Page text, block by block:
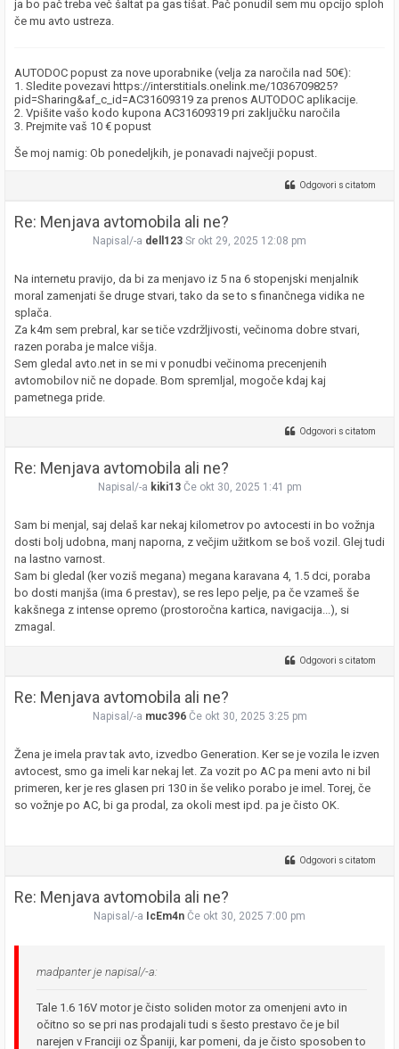
ja bo pač treba več šaltat pa gas tišat. Pač ponudil sem mu opcijo sploh
če mu avto ustreza.
AUTODOC popust za nove uporabnike (velja za naročila nad 50€):
1. Sledite povezavi https://interstitials.onelink.me/1036709825?
pid=Sharing&af_c_id=AC31609319 za prenos AUTODOC aplikacije.
2. Vpišite vašo kodo kupona AC31609319 pri zaključku naročila
3. Prejmite vaš 10 € popust
Še moj namig: Ob ponedeljkih, je ponavadi največji popust.
Odgovori s citatom
Re: Menjava avtomobila ali ne?
Napisal/-a dell123 Sr okt 29, 2025 12:08 pm
Na internetu pravijo, da bi za menjavo iz 5 na 6 stopenjski menjalnik
moral zamenjati še druge stvari, tako da se to s finančnega vidika ne
splača.
Za k4m sem prebral, kar se tiče vzdržljivosti, večinoma dobre stvari,
razen poraba je malce višja.
Sem gledal avto.net in se mi v ponudbi večinoma precenjenih
avtomobilov nič ne dopade. Bom spremljal, mogoče kdaj kaj
pametnega pride.
Odgovori s citatom
Re: Menjava avtomobila ali ne?
Napisal/-a kiki13 Če okt 30, 2025 1:41 pm
Sam bi menjal, saj delaš kar nekaj kilometrov po avtocesti in bo vožnja
dosti bolj udobna, manj naporna, z večjim užitkom se boš vozil. Glej tudi
na lastno varnost.
Sam bi gledal (ker voziš megana) megana karavana 4, 1.5 dci, poraba
bo dosti manjša (ima 6 prestav), se res lepo pelje, pa če vzameš še
kakšnega z intense opremo (prostoročna kartica, navigacija...), si
zmagal.
Odgovori s citatom
Re: Menjava avtomobila ali ne?
Napisal/-a muc396 Če okt 30, 2025 3:25 pm
Žena je imela prav tak avto, izvedbo Generation. Ker se je vozila le izven
avtocest, smo ga imeli kar nekaj let. Za vozit po AC pa meni avto ni bil
primeren, ker je res glasen pri 130 in še veliko porabo je imel. Torej, če
so vožnje po AC, bi ga prodal, za okoli mest ipd. pa je čisto OK.
Odgovori s citatom
Re: Menjava avtomobila ali ne?
Napisal/-a IcEm4n Če okt 30, 2025 7:00 pm
madpanter je napisal/-a:
Tale 1.6 16V motor je čisto soliden motor za omenjeni avto in
očitno so se pri nas prodajali tudi s šesto prestavo če je bil
narejen v Franciji oz Španiji, kar pomeni, da je čisto sposoben to